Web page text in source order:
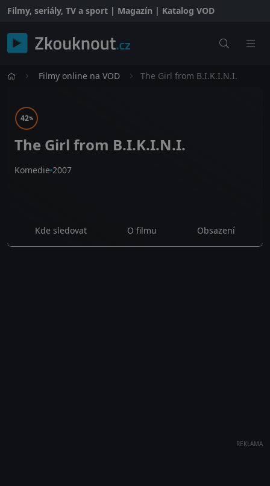
Filmy, seriály, TV a sport | Magazín | Katalog VOD
Filmy online na VOD The Girl from B.I.K.I.N.I.
42%
The Girl from B.I.K.I.N.I.
Komedie 2007
Kde sledovat O filmu Obsazení
REKLAMA